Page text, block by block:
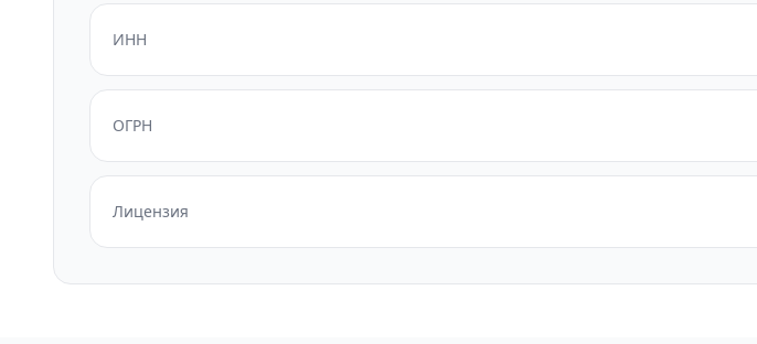
ИНН
ОГРН
Лицензия